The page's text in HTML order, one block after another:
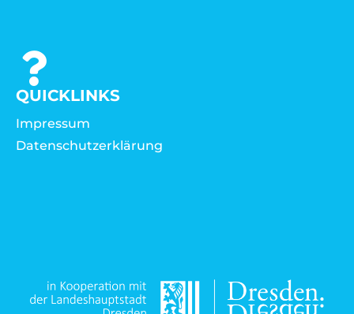
QUICKLINKS
Impressum
Datenschutzerklärung